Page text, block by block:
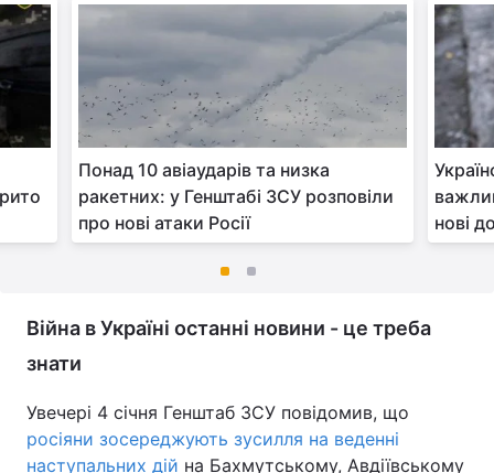
Понад 10 авіаударів та низка
ракетних: у Генштабі ЗСУ розповіли
про нові атаки Росії
нові
Війна в Україні останні новини - це треба
знати
Увечері 4 січня Генштаб ЗСУ повідомив, що
росіяни зосереджують зусилля на веденні
наступальних дій на Бахмутському, Авдіївському